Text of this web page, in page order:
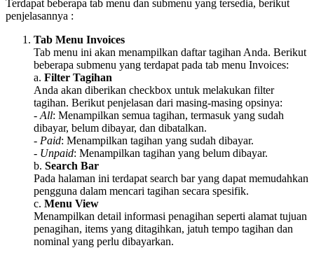
Terdapat beberapa tab menu dan submenu yang tersedia, berikut
penjelasannya :
Tab Menu Invoices
Tab menu ini akan menampilkan daftar tagihan Anda. Berikut
beberapa submenu yang terdapat pada tab menu Invoices:
a. Filter Tagihan
Anda akan diberikan checkbox untuk melakukan filter
tagihan. Berikut penjelasan dari masing-masing opsinya:
- All: Menampilkan semua tagihan, termasuk yang sudah
dibayar, belum dibayar, dan dibatalkan.
- Paid: Menampilkan tagihan yang sudah dibayar.
- Unpaid: Menampilkan tagihan yang belum dibayar.
b. Search Bar
Pada halaman ini terdapat search bar yang dapat memudahkan
pengguna dalam mencari tagihan secara spesifik.
c. Menu View
Menampilkan detail informasi penagihan seperti alamat tujuan
penagihan, items yang ditagihkan, jatuh tempo tagihan dan
nominal yang perlu dibayarkan.